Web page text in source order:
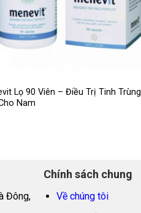
Lọ 90 Viên – Điều Trị Tinh Trùng
Nam
Đông,
Chính sách chung
Về chúng tôi